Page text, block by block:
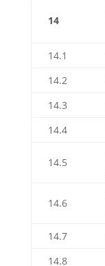
14
14.1
14.2
14.3
14.4
14.5
14.6
14.7
14.8